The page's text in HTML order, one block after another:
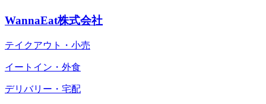
WannaEat株式会社
テイクアウト・小売
イートイン・外食
デリバリー・宅配